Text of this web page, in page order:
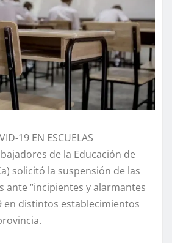
19 EN ESCUELAS
de la Educación de
solicitó la suspensión de las
ante “incipientes y alarmantes
en distintos establecimientos